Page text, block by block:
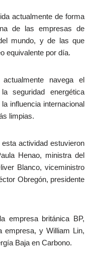
actualmente de forma
de las empresas de
mundo, y de las que
equivalente por día.
navega el
seguridad energética
influencia internacional
limpias.
actividad estuvieron
Henao, ministra del
Blanco, viceministro
Obregón, presidente
empresa británica BP,
empresa, y William Lin,
Baja en Carbono.